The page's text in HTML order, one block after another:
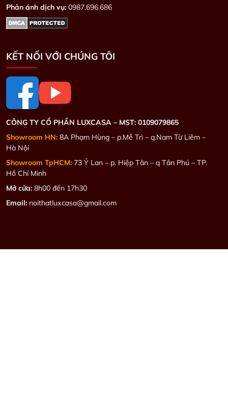
Phản ánh dịch vụ: 0987.696.686
KẾT NỐI VỚI CHÚNG TÔI
CÔNG TY CỔ PHẦN LUXCASA – MST: 0109079865
Showroom HN: 8A Phạm Hùng – p.Mễ Trì – q.Nam Từ Liêm –
Hà Nội
Showroom TpHCM: 73 Ỷ Lan – p. Hiệp Tân – q Tân Phú – TP.
Hồ Chí Minh
Mở cửa: 8h00 đến 17h30
Email: noithatluxcasa@gmail.com